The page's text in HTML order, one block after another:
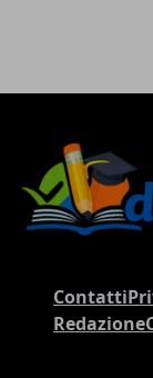
Contatti
Redazione